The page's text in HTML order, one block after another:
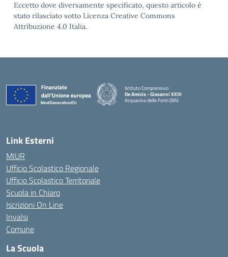
Eccetto dove diversamente specificato, questo articolo è
stato rilasciato sotto Licenza Creative Commons
Attribuzione 4.0 Italia.
Istituto Comprensivo
De Amicis - Giovanni XXIII
Acquaviva delle Fonti (BA)
— Visita la pagina iniziale della scuola
Link Esterni
MIUR
Ufficio Scolastico Regionale
Ufficio Scolastico Territoriale
Scuola in Chiaro
Iscrizioni On Line
Invalsi
Comune
La Scuola